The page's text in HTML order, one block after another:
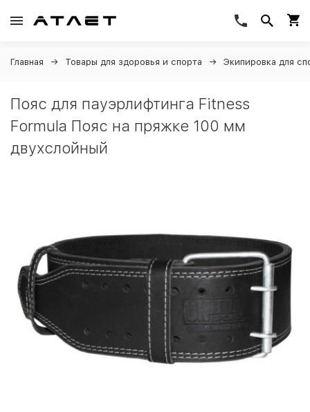
Главная Товары для здоровья и спорта Экипировка для
Пояс для пауэрлифтинга Fitness
Formula Пояс на пряжке 100 мм
двухслойный